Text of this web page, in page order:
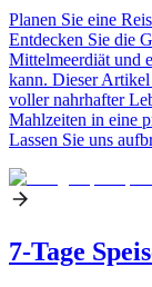
Planen Sie eine
Entdecken Sie die
Mittelmeerdiät und
kann. Dieser
voller nahrhafter
Mahlzeiten in eine
Lassen Sie uns
7-Tage